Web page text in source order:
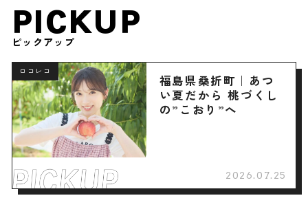
PICKUP
ピックアップ
ロコレコ
福島県桑折町｜あつ
い夏だから 桃づくし
の”こおり”へ
2026.07.25